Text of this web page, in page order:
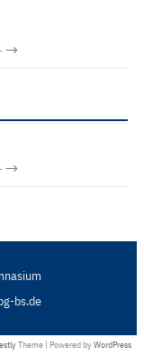
→
→
bs.de
Theme | Powered by WordPress